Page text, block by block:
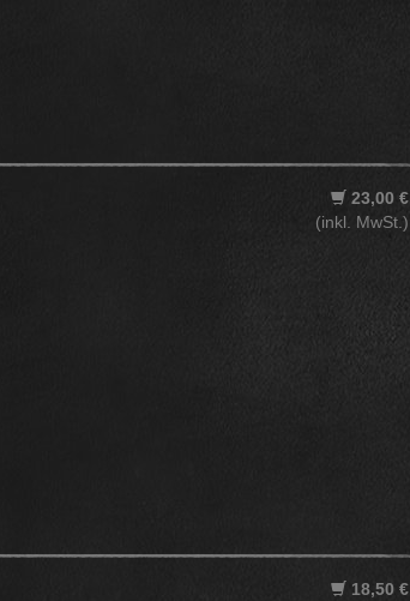
23,00 €
(inkl. MwSt.)
18,50 €